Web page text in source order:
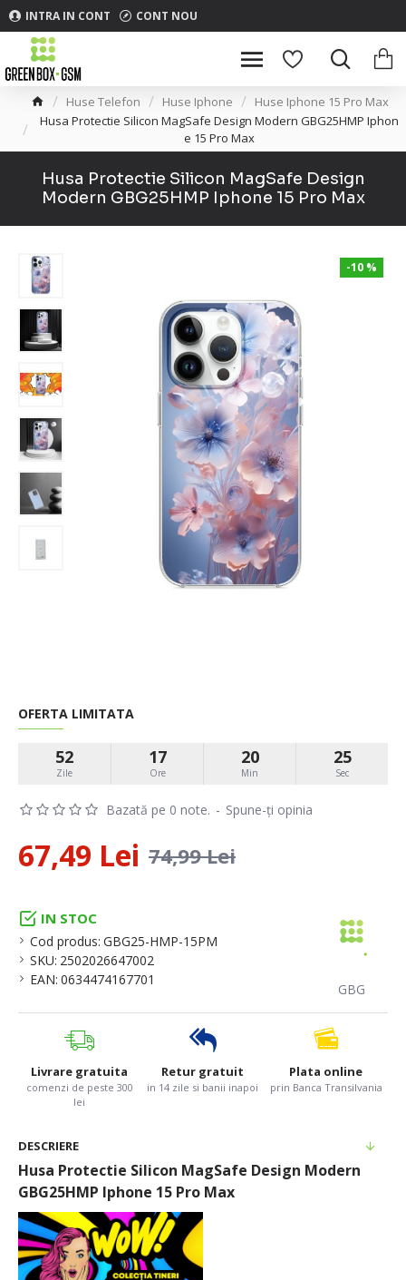
INTRA IN CONT CONT NOU
Huse Telefon Huse Iphone
Huse Iphone 15 Pro Max
Husa Protectie Silicon MagSafe Design Modern GBG25HMP Iphon
e 15 Pro Max
Husa Protectie Silicon MagSafe Design
Modern GBG25HMP Iphone 15 Pro Max
-10 %
IN STOC
Cod produs: GBG25-HMP-15PM
SKU: 2502026647002
EAN: 0634474167701
GBG
Bazată pe 0 note. - Spune-ţi opinia
OFERTA LIMITATA
52
Zile
17
Ore
20
Min
25
Sec
67,49 Lei 74,99 Lei
Livrare gratuita
comenzi de peste 300
lei
Retur gratuit
in 14 zile si banii inapoi
Plata online
prin Banca Transilvania
DESCRIERE
Husa Protectie Silicon MagSafe Design Modern
GBG25HMP Iphone 15 Pro Max